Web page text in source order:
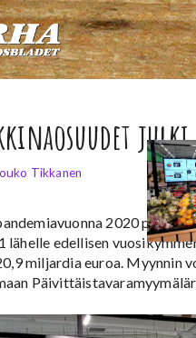
Tikkanen
2020
lähelle edellisen
miljardia euroa. Myynnin